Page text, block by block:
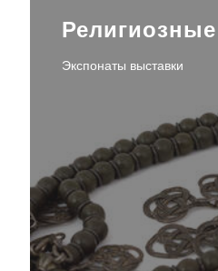
Экспонаты выставки